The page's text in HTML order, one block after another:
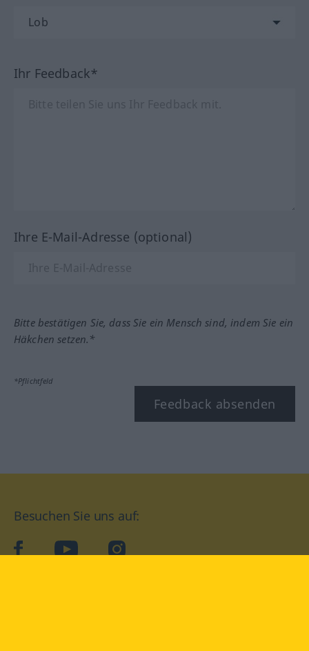
Ihr Feedback*
Ihre E-Mail-Adresse (optional)
Bitte bestätigen Sie, dass Sie ein Mensch sind, indem Sie ein
Häkchen setzen.*
*Pflichtfeld
Feedback absenden
Besuchen Sie uns auf:
facebookYouTube Instagram